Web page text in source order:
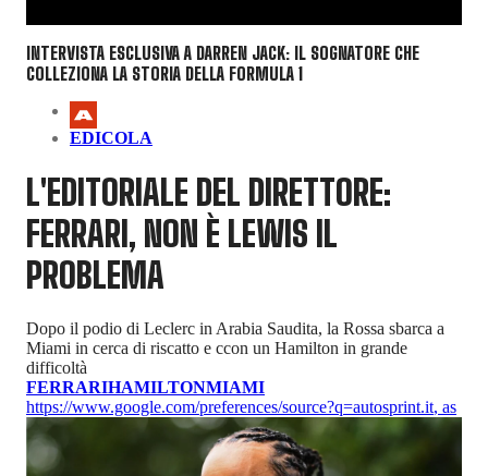
INTERVISTA ESCLUSIVA A DARREN JACK: IL SOGNATORE CHE
COLLEZIONA LA STORIA DELLA FORMULA 1
EDICOLA
L'EDITORIALE DEL DIRETTORE:
FERRARI, NON È LEWIS IL
PROBLEMA
Dopo il podio di Leclerc in Arabia Saudita, la Rossa sbarca a
Miami in cerca di riscatto e ccon un Hamilton in grande
difficoltà
FERRARIHAMILTONMIAMI
https://www.google.com/preferences/source?q=autosprint.it, as